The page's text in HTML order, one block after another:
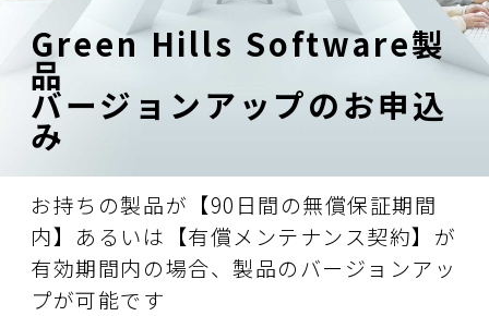
Green Hills Software製
品
バージョンアップのお申込
み
お持ちの製品が【90日間の無償保証期間
内】あるいは【有償メンテナンス契約】が
有効期間内の場合、製品のバージョンアッ
プが可能です